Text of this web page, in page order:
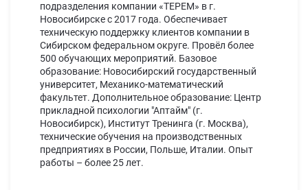
подразделения компании «ТЕРЕМ» в г.
Новосибирске с 2017 года. Обеспечивает
техническую поддержку клиентов компании в
Сибирском федеральном округе. Провёл более
500 обучающих мероприятий. Базовое
образование: Новосибирский государственный
университет, Механико-математический
факультет. Дополнительное образование: Центр
прикладной психологии "Аптайм" (г.
Новосибирск), Институт Тренинга (г. Москва),
технические обучения на производственных
предприятиях в России, Польше, Италии. Опыт
работы – более 25 лет.